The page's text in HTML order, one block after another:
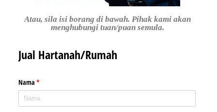
Atau, sila isi borang di bawah. Pihak kami akan
menghubungi tuan/puan semula.